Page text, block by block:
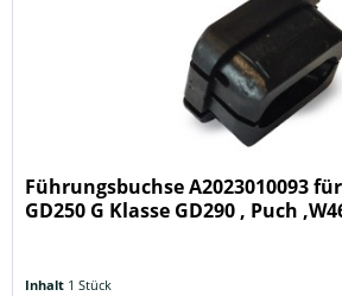
Führungsbuchse A2023010093
GD250 G Klasse GD290 , Puch
Inhalt 1 Stück